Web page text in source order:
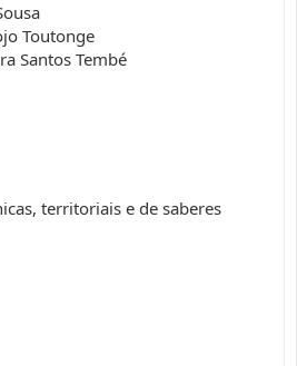
Toutonge
Santos Tembé
territoriais e de saberes